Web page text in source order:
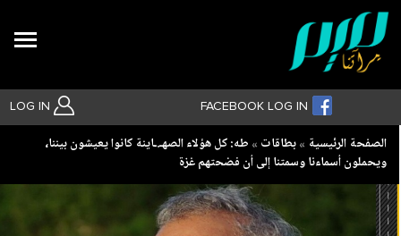
LOG IN FACEBOOK LOG IN
Breadcrumb
الصفحة الرئيسية بطاقات
طه: كل هؤلاء الصهـ.ـاينة كانوا يعيشون بيننا،
ويحملون أسماءنا وسمتنا إلى أن فضحتهم غزة